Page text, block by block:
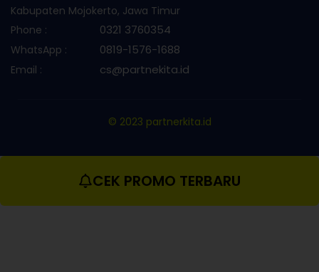
Kabupaten Mojokerto, Jawa Timur
Phone :
0321 3760354
WhatsApp : 0819-1576-1688
Email : cs@partnekita.id
© 2023 partnerkita.id
CEK PROMO TERBARU